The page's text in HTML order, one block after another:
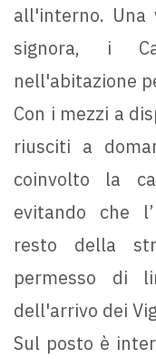
all'interno. Una
signora, i
nell'abitazione
Con i mezzi a
riusciti a
coinvolto la
evitando che
resto della
permesso di
dell'arrivo dei
Sul posto è